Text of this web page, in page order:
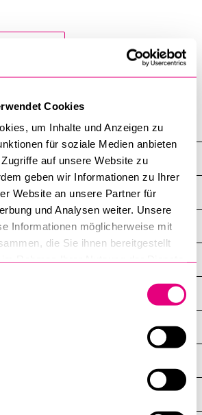
Cookies
um Inhalte und Anzeigen zu
für soziale Medien anbieten
auf unsere Website zu
geben wir Informationen zu Ihrer
Website an unsere Partner für
und Analysen weiter. Unsere
Informationen möglicherweise mit
die Sie ihnen bereitgestellt
Units
ISE
Ethics and Social Ethics